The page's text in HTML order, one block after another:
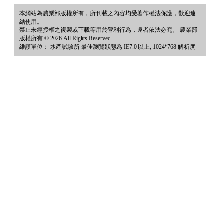
本網站為農業部版權所有，所刊載之內容均受著作權法保護，歡迎連
結使用。
禁止未經授權之複製或下載等用於營利行為，違者依法必究。 農業部
版權所有 © 2026 All Rights Reserved.
維護單位： 水產試驗所 最佳瀏覽狀態為 IE7.0 以上, 1024*768 解析度